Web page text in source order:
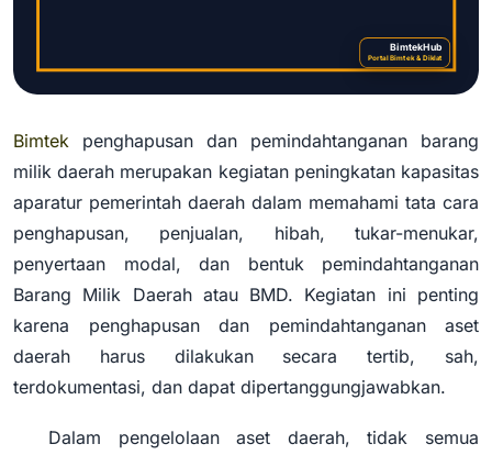
Bimtek Penghapusan dan
Pemindahtanganan Barang Milik
Daerah
BimtekHub
Portal Bimtek & Diklat
Bimtek
penghapusan dan pemindahtanganan barang
milik daerah merupakan kegiatan peningkatan kapasitas
aparatur pemerintah daerah dalam memahami tata cara
penghapusan, penjualan, hibah, tukar-menukar,
penyertaan modal, dan bentuk pemindahtanganan
Barang Milik Daerah atau BMD. Kegiatan ini penting
karena penghapusan dan pemindahtanganan aset
daerah harus dilakukan secara tertib, sah,
terdokumentasi, dan dapat dipertanggungjawabkan.
Dalam pengelolaan aset daerah, tidak semua